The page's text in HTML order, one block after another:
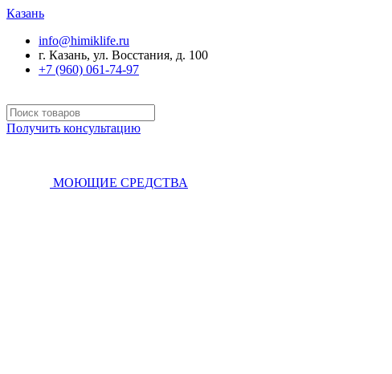
Казань
info@himiklife.ru
г. Казань, ул. Восстания, д. 100
+7 (960) 061-74-97
Получить консультацию
МОЮЩИЕ СРЕДСТВА